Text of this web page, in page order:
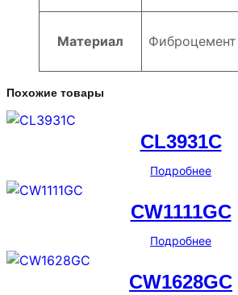
Материал Фиброцемент
Похожие товары
CL3931C
Подробнее
CW1111GC
Подробнее
CW1628GC